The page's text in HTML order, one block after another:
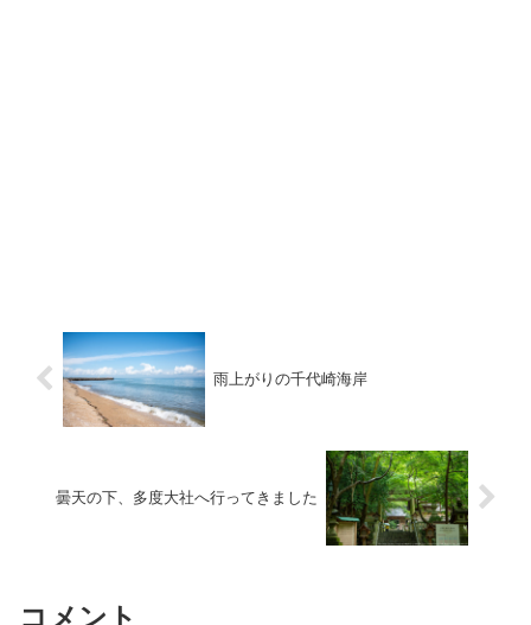
雨上がりの千代崎海岸
曇天の下、多度大社へ行ってきました
コメント